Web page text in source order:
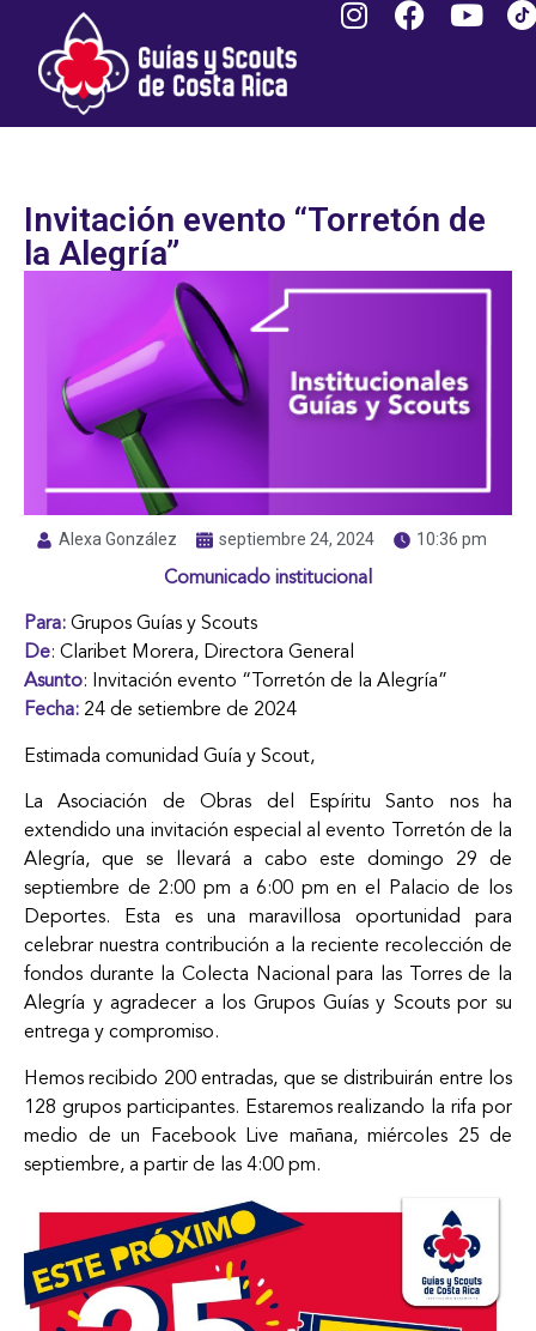
Invitación evento “Torretón de
la Alegría”
Alexa González septiembre 24, 2024 10:36 pm
Comunicado institucional
Para: Grupos Guías y Scouts
De: Claribet Morera, Directora General
Asunto: Invitación evento “Torretón de la Alegría”
Fecha: 24 de setiembre de 2024
Estimada comunidad Guía y Scout,
La Asociación de Obras del Espíritu Santo nos ha
extendido una invitación especial al evento Torretón de la
Alegría, que se llevará a cabo este domingo 29 de
septiembre de 2:00 pm a 6:00 pm en el Palacio de los
Deportes. Esta es una maravillosa oportunidad para
celebrar nuestra contribución a la reciente recolección de
fondos durante la Colecta Nacional para las Torres de la
Alegría y agradecer a los Grupos Guías y Scouts por su
entrega y compromiso.
Hemos recibido 200 entradas, que se distribuirán entre los
128 grupos participantes. Estaremos realizando la rifa por
medio de un Facebook Live mañana, miércoles 25 de
septiembre, a partir de las 4:00 pm.